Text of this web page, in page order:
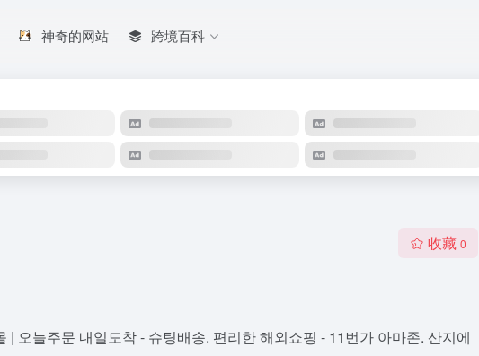
神奇的网站 跨境百科
收藏 0
| 오늘주문 내일도착 - 슈팅배송. 편리한 해외쇼핑 - 11번가 아마존. 산지에